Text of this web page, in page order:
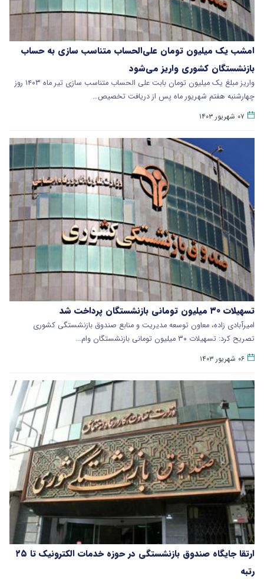
امشب یک میلیون تومان علی‌الحساب متناسب سازی به حساب
بازنشستگان کشوری واریز می‌شود
واریز مبلغ یک میلیون تومان بابت علی الحساب متناسب سازی تیر ماه ۱۴۰۳ روز
چهارشنبه هفتم شهریور ماه پس از دریافت تخصیص…
۰۷ شهریور ۱۴۰۳
تسهیلات ۳۰ میلیون تومانی بازنشستگان پرداخت شد
امیرآبادی زاده، معاون توسعه مدیریت و منابع صندوق بازنشستگی کشوری
تصریح کرد: تسهیلات ۳۰ میلیون تومانی بازنشستگان وام…
۰۶ شهریور ۱۴۰۳
ارتقا جایگاه صندوق بازنشستگی در حوزه خدمات الکترونیک تا ۲۵
رتبه